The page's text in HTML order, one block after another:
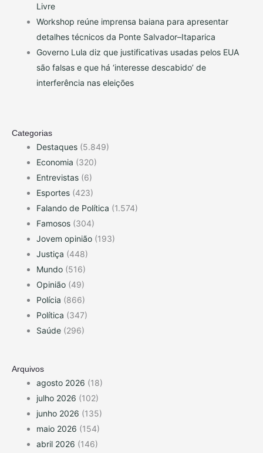
Livre
Workshop reúne imprensa baiana para apresentar
detalhes técnicos da Ponte Salvador–Itaparica
Governo Lula diz que justificativas usadas pelos EUA
são falsas e que há ‘interesse descabido’ de
interferência nas eleições
Categorias
Destaques (5.849)
Economia (320)
Entrevistas (6)
Esportes (423)
Falando de Política (1.574)
Famosos (304)
Jovem opinião (193)
Justiça (448)
Mundo (516)
Opinião (49)
Polícia (866)
Política (347)
Saúde (296)
Arquivos
agosto 2026 (18)
julho 2026 (102)
junho 2026 (135)
maio 2026 (154)
abril 2026 (146)